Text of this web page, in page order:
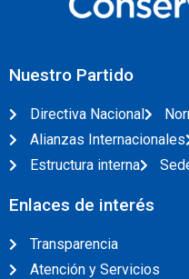
Nuestro Partido
Directiva Nacional
Alianzas Internacionales
Estructura interna
Enlaces de interés
Transparencia
Atención y Servicios